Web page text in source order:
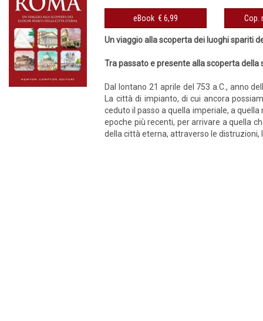
eBook € 6,99
Un viaggio alla scoperta dei luoghi spariti
Tra passato e presente alla scoperta
Dal lontano 21 aprile del 753 a.C., anno
La città di impianto, di cui ancora
ceduto il passo a quella imperiale, a
epoche più recenti, per arrivare a quella
della città eterna, attraverso le